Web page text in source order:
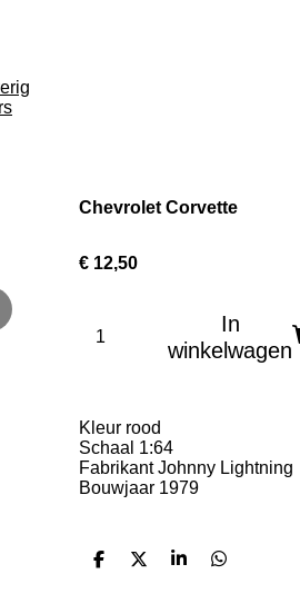
Chevrolet Corvette
€ 12,50
In
winkelwagen
Kleur rood
Schaal 1:64
Fabrikant Johnny Lightning
Bouwjaar 1979
D
D
S
D